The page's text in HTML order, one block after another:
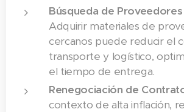
Búsqueda de
Adquirir materiales de
cercanos puede reducir el
transporte y logístico,
el tiempo de entrega.
Renegociación de
contexto de alta inflación,